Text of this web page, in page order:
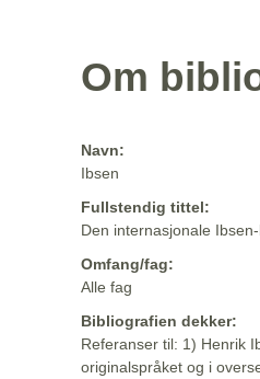
Om
Navn:
Ibsen
Fullstendig tittel:
Den internasjonale
Omfang/fag:
Alle fag
Bibliografien dekker:
Referanser til: 1) Henrik
originalspråket og i